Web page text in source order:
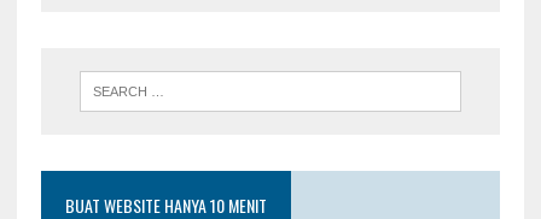
BUAT WEBSITE HANYA 10 MENIT